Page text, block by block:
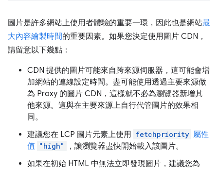
圖片是許多網站上使用者體驗的重要一環，因此也是網站最
大內容繪製時間的重要因素。如果您決定使用圖片 CDN，
請留意以下幾點：
CDN 提供的圖片可能來自跨來源伺服器，這可能會增
加網站的連線設定時間。盡可能使用透過主要來源做
為 Proxy 的圖片 CDN，這樣就不必為瀏覽器新增其
他來源。這與在主要來源上自行代管圖片的效果相
同。
建議您在 LCP 圖片元素上使用 fetchpriority 屬性
值 "high"
，讓瀏覽器盡快開始載入該圖片。
如果在初始 HTML 中無法立即發現圖片，建議您為